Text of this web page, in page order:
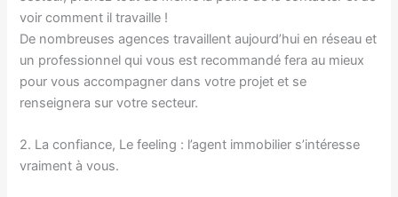
voir comment il travaille !
De nombreuses agences travaillent aujourd’hui en réseau et
un professionnel qui vous est recommandé fera au mieux
pour vous accompagner dans votre projet et se
renseignera sur votre secteur.
2. La confiance, Le feeling : l’agent immobilier s’intéresse
vraiment à vous.